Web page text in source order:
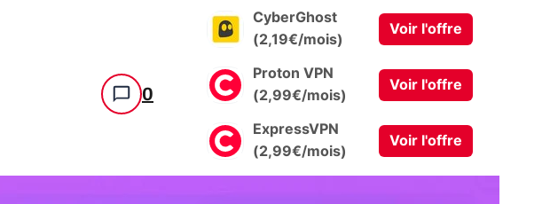
0
CyberGhost
(2,19€/mois)
Voir l'offre
Proton VPN
(2,99€/mois)
Voir l'offre
ExpressVPN
(2,99€/mois)
Voir l'offre